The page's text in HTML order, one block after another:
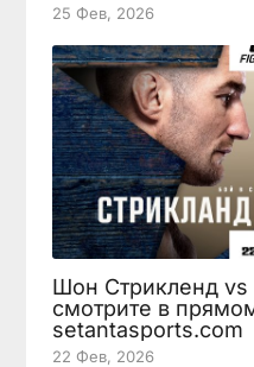
25 Фев, 2026
Шон Стрикленд
смотрите в
setantasports.com
22 Фев, 2026